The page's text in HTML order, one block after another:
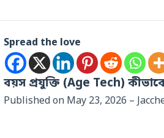
Spread the love
বয়স প্রযুক্তি (Age Tech)
Published on May 23, 2026 –